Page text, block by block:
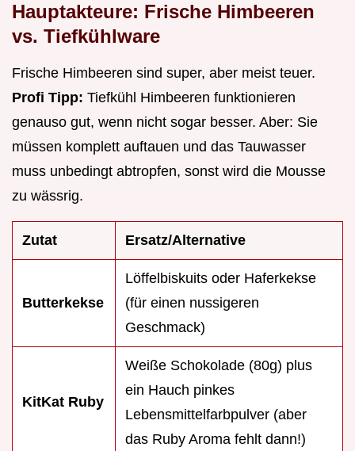
Hauptakteure: Frische Himbeeren
vs. Tiefkühlware
Frische Himbeeren sind super, aber meist teuer.
Profi Tipp: Tiefkühl Himbeeren funktionieren
genauso gut, wenn nicht sogar besser. Aber: Sie
müssen komplett auftauen und das Tauwasser
muss unbedingt abtropfen, sonst wird die Mousse
zu wässrig.
Zutat Ersatz/Alternative
Butterkekse
Löffelbiskuits oder Haferkekse
(für einen nussigeren
Geschmack)
KitKat Ruby
Weiße Schokolade (80g) plus
ein Hauch pinkes
Lebensmittelfarbpulver (aber
das Ruby Aroma fehlt dann!)